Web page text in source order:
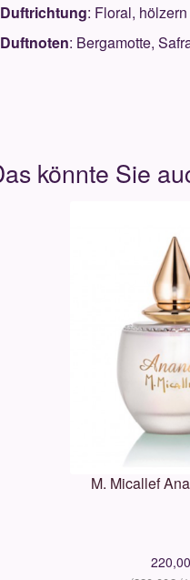
Duftrichtung: Floral, hölzern
Duftnoten: Bergamotte,
M. Micallef
220,00